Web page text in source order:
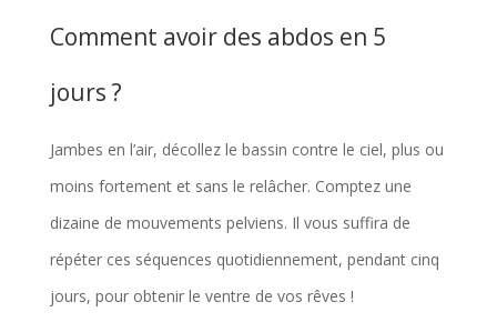
Comment avoir des abdos en 5
jours ?
Jambes en l’air, décollez le bassin contre le ciel, plus ou
moins fortement et sans le relâcher. Comptez une
dizaine de mouvements pelviens. Il vous suffira de
répéter ces séquences quotidiennement, pendant cinq
jours, pour obtenir le ventre de vos rêves !